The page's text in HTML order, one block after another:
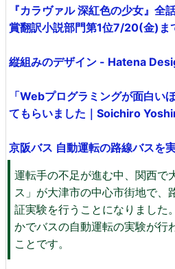
『カラヴァル 深紅色の少女』
賞翻訳小説部門第1位7/20(金)ま
縦組みのデザイン - Hatena
「Webプログラミングが面白い
てもらいました｜Soichiro
京阪バス 自動運転の路線バスを
運転手の不足が進む中、関西で
ス」が大津市の中心市街地で、
証実験を行うことになりました
かでバスの自動運転の実験が行
ことです。